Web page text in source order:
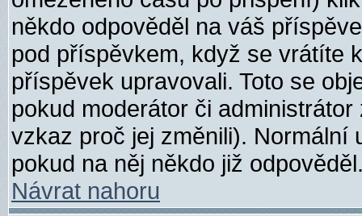
někdo odpověděl na váš
pod příspěvkem, když se vrátíte
příspěvek upravovali. Toto se
pokud moderátor či
vzkaz proč jej změnili). Normální
pokud na něj někdo již
Návrat nahoru